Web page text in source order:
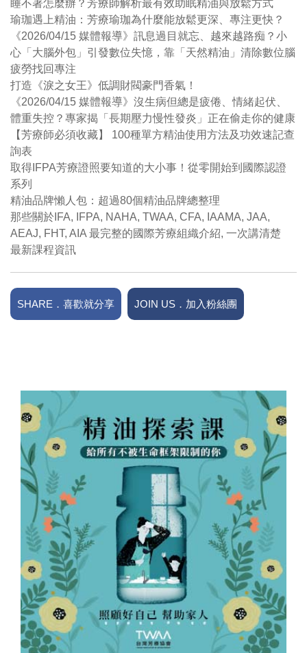
睡不著怎麼辦？芳療師解析最有效助眠精油與放鬆方式
瑜珈遇上精油：芳療瑜珈為什麼能放鬆更深、專注更快？
《2026/04/15 媒體報導》訊息過目就忘、越來越路痴？小
心「大腦外包」引發數位失憶，靠「天然精油」清除數位腦
疲勞找回專注
打造《淚之女王》低調財閥豪門香氣！
《2026/04/15 媒體報導》沒生病但總是疲倦、情緒起伏、
體重失控？專家揭「長期壓力慢性發炎」正在偷走你的健康
【芳療師必須收藏】 100種單方精油使用方法及功效速記查
詢表
取得IFPA芳療證照要知道的大小事！從零開始到國際認證
系列
精油品牌懶人包：超過80個精油品牌總整理
那些關於IFA, IFPA, NAHA, TWAA, CFA, IAAMA, JAA,
AEAJ, FHT, AIA 最完整的國際芳療組織介紹, 一次講清楚
最新課程資訊
SHARE．喜歡就分享 JOIN US．加入粉絲團